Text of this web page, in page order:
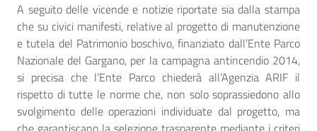
A seguito delle vicende e notizie riportate sia dalla stampa
che su civici manifesti, relative al progetto di manutenzione
e tutela del Patrimonio boschivo, finanziato dall’Ente Parco
Nazionale del Gargano, per la campagna antincendio 2014,
si precisa che l’Ente Parco chiederà all’Agenzia ARIF il
rispetto di tutte le norme che, non solo soprassiedono allo
svolgimento delle operazioni individuate dal progetto, ma